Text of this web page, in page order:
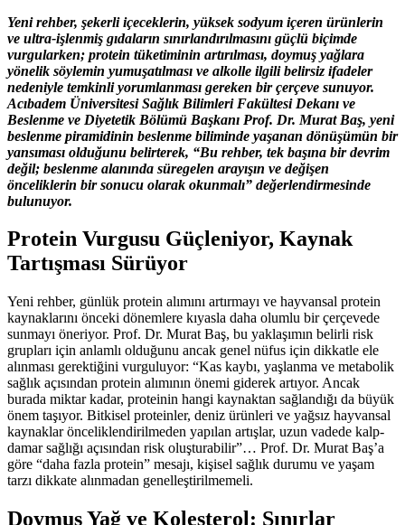
Yeni rehber, şekerli içeceklerin, yüksek sodyum içeren ürünlerin
ve ultra-işlenmiş gıdaların sınırlandırılmasını güçlü biçimde
vurgularken; protein tüketiminin artırılması, doymuş yağlara
yönelik söylemin yumuşatılması ve alkolle ilgili belirsiz ifadeler
nedeniyle temkinli yorumlanması gereken bir çerçeve sunuyor.
Acıbadem Üniversitesi Sağlık Bilimleri Fakültesi Dekanı ve
Beslenme ve Diyetetik Bölümü Başkanı Prof. Dr. Murat Baş, yeni
beslenme piramidinin beslenme biliminde yaşanan dönüşümün bir
yansıması olduğunu belirterek, “Bu rehber, tek başına bir devrim
değil; beslenme alanında süregelen arayışın ve değişen
önceliklerin bir sonucu olarak okunmalı” değerlendirmesinde
bulunuyor.
Protein Vurgusu Güçleniyor, Kaynak
Tartışması Sürüyor
Yeni rehber, günlük protein alımını artırmayı ve hayvansal protein
kaynaklarını önceki dönemlere kıyasla daha olumlu bir çerçevede
sunmayı öneriyor. Prof. Dr. Murat Baş, bu yaklaşımın belirli risk
grupları için anlamlı olduğunu ancak genel nüfus için dikkatle ele
alınması gerektiğini vurguluyor: “Kas kaybı, yaşlanma ve metabolik
sağlık açısından protein alımının önemi giderek artıyor. Ancak
burada miktar kadar, proteinin hangi kaynaktan sağlandığı da büyük
önem taşıyor. Bitkisel proteinler, deniz ürünleri ve yağsız hayvansal
kaynaklar önceliklendirilmeden yapılan artışlar, uzun vadede kalp-
damar sağlığı açısından risk oluşturabilir”… Prof. Dr. Murat Baş’a
göre “daha fazla protein” mesajı, kişisel sağlık durumu ve yaşam
tarzı dikkate alınmadan genelleştirilmemeli.
Doymuş Yağ ve Kolesterol: Sınırlar